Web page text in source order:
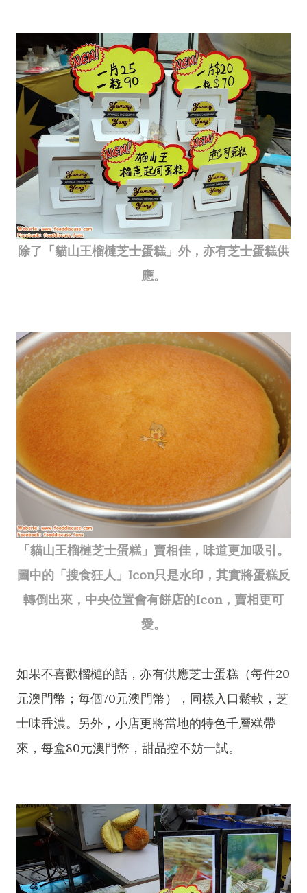
除了「貓山王榴槤芝士蛋糕」外，亦有芝士蛋糕供
應。
「貓山王榴槤芝士蛋糕」賣相佳，味道更加吸引。
圖中的「搜食狂人」Icon只是水印，其實將蛋糕反
轉倒出來，中央位置會有餅店的Icon，賣相更可
愛。
如果不喜歡榴槤的話，亦有供應芝士蛋糕（每件20
元澳門幣；每個70元澳門幣），同樣入口鬆軟，芝
士味香濃。另外，小店更將當地的特色千層糕帶
來，每盒80元澳門幣，甜品控不妨一試。